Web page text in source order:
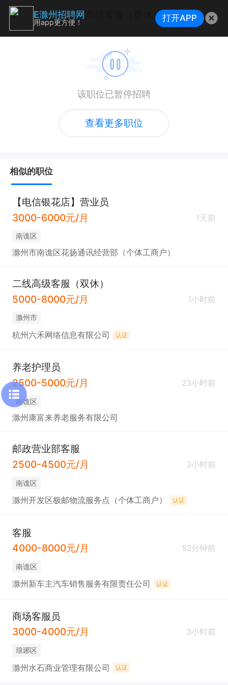
二线高级客服（双休）
该职位已暂停招聘
查看更多职位
相似的职位
【电信银花店】营业员
3000-6000元/月
1天前
南谯区
滁州市南谯区花扬通讯经营部（个体工商户）
二线高级客服（双休）
5000-8000元/月
1小时前
滁州市
杭州六禾网络信息有限公司 认证
养老护理员
2500-5000元/月
23小时前
南谯区
滁州康富来养老服务有限公司
邮政营业部客服
2500-4500元/月
3小时前
南谯区
滁州开发区极邮物流服务点（个体工商户） 认证
客服
4000-8000元/月
52分钟前
南谯区
滁州新车主汽车销售服务有限责任公司 认证
商场客服员
3000-4000元/月
3小时前
琅琊区
滁州水石商业管理有限公司 认证
E滁州招聘网
用app更方便！ 打开APP